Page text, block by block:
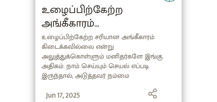
உழைப்பிற்கேற்ற
அங்கீகாரம்
கிடைக்கவில்லையா? எப்படி
எதிர்கொள்வது?
(Recognition in Tamil)
உழைப்பிற்கேற்ற சரியான அங்கீகாரம்
கிடைக்கவில்லை என்று
அலுத்துக்கொள்ளும் மனிதர்களே இங்கு
அதிகம். நாம் செய்யும் செயல் எப்படி
இருந்தால், அடுத்தவர் நம்மை
என்பதை சத்குரு விளக்குகிறார்.
Jun 17, 2025